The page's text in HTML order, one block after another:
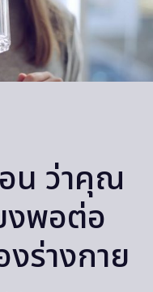
น ว่าคุณ
งพอต่อ
ร่างกาย